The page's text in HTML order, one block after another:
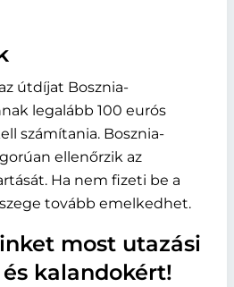
útdíjat Bosznia-
legalább 100 eurós
számítania. Bosznia-
ellenőrzik az
Ha nem fizeti be a
tovább emelkedhet.
most utazási
kalandokért!